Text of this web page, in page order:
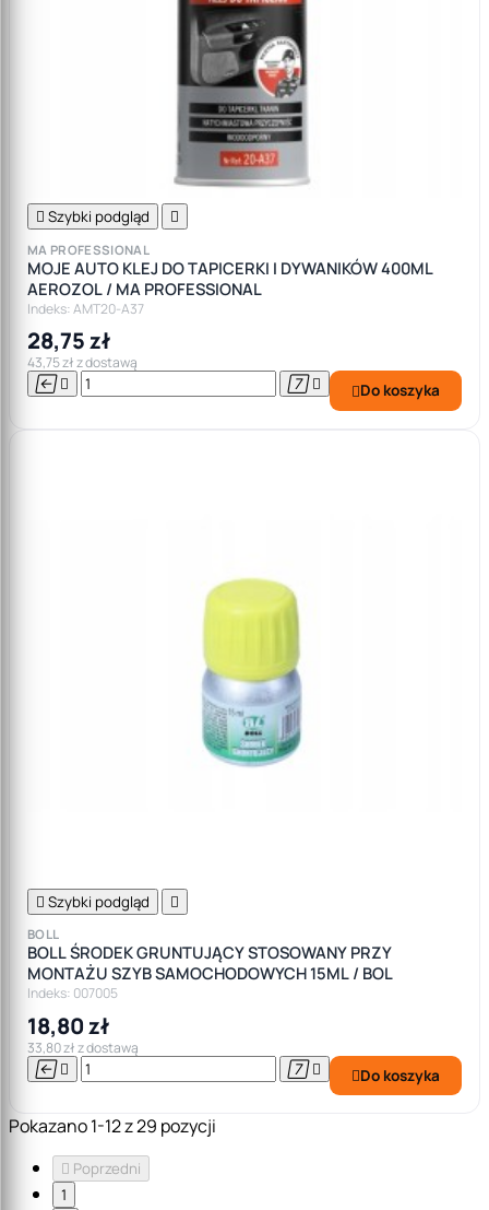
 Szybki podgląd 
MA PROFESSIONAL
MOJE AUTO KLEJ DO TAPICERKI I DYWANIKÓW 400ML
AEROZOL / MA PROFESSIONAL
Indeks: AMT20-A37
28,75 zł
43,75 zł z dostawą
    Do koszyka
 Szybki podgląd 
BOLL
BOLL ŚRODEK GRUNTUJĄCY STOSOWANY PRZY
MONTAŻU SZYB SAMOCHODOWYCH 15ML / BOL
Indeks: 007005
18,80 zł
33,80 zł z dostawą
    Do koszyka
Pokazano 1-12 z 29 pozycji
 Poprzedni
1